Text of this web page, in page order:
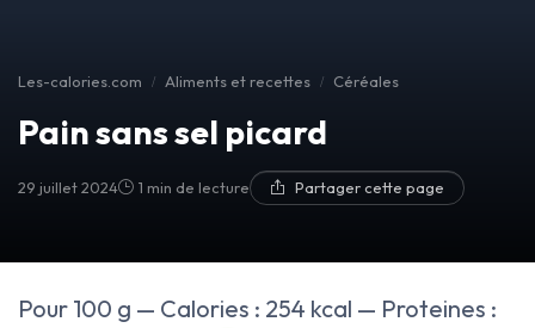
Les-calories.com Aliments et recettes Céréales
Pain sans sel picard
29 juillet 2024 1 min de lecture Partager cette page
Pour 100 g — Calories : 254 kcal — Proteines :